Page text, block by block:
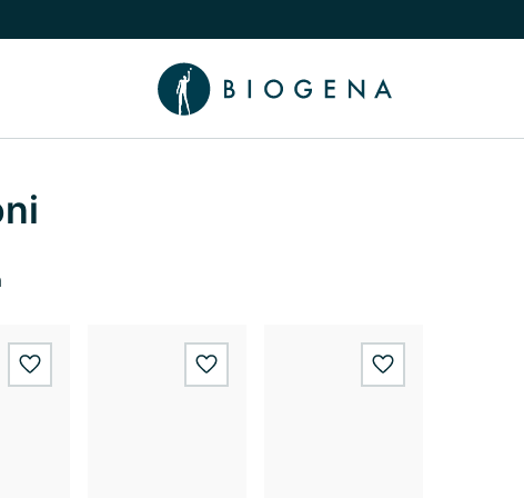
nama podizbornik
Uključi/isključi Znanje podizbornik
wishlist.add wishlist.add wishlist.add